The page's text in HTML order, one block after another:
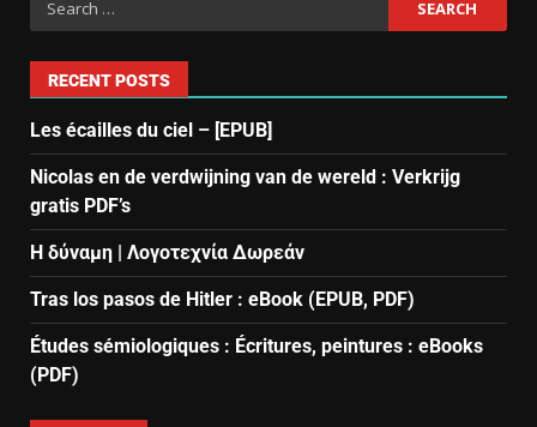
RECENT POSTS
Les écailles du ciel – [EPUB]
Nicolas en de verdwijning van de wereld : Verkrijg
gratis PDF’s
Η δύναμη | Λογοτεχνία Δωρεάν
Tras los pasos de Hitler : eBook (EPUB, PDF)
Études sémiologiques : Écritures, peintures : eBooks
(PDF)